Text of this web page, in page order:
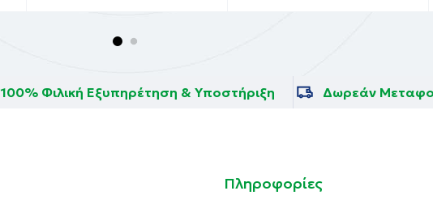
100% Φιλική Εξυπηρέτηση & Υποστήριξη Δωρεάν
Πληροφορίες